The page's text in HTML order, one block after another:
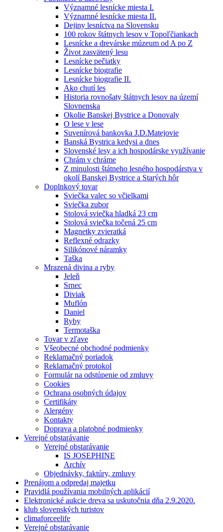
Významné lesnícke miesta I.
Významné lesnícke miesta II.
Dejiny lesníctva na Slovensku
100 rokov štátnych lesov v Topoľčiankach
Lesnícke a drevárske múzeum od A po Z
Život zasvätený lesu
Lesnícke pečiatky
Lesnícke biografie
Lesnícke biografie II.
Ako chutí les
Historia rovnošaty štátnych lesov na území
Slovnenska
Okolie Banskej Bystrice a Donovaly
O lese v lese
Suvenírová bankovka J.D.Matejovie
Banská Bystrica kedysi a dnes
Slovenské lesy a ich hospodárske využívanie
Chrám v chráme
Z minulosti štátneho lesného hospodárstva v
okolí Banskej Bystrice a Starých hôr
Doplnkový tovar
Sviečka valec so včielkami
Sviečka zubor
Stolová sviečka hladká 23 cm
Stolová sviečka točená 25 cm
Magnetky zvieratká
Reflexné odrazky
Silikónové náramky
Taška
Mrazená divina a ryby
Jeleň
Srnec
Diviak
Muflón
Daniel
Ryby
Termotaška
Tovar v zľave
Všeobecné obchodné podmienky
Reklamačný poriadok
Reklamačný protokol
Formulár na odstúpenie od zmluvy
Cookies
Ochrana osobných údajov
Certifikáty
Alergény
Kontakty
Doprava a platobné podmienky
Verejné obstarávanie
Verejné obstarávanie
IS JOSEPHINE
Archív
Objednávky, faktúry, zmluvy
Prenájom a odpredaj majetku
Pravidlá používania mobilných aplikácií
Elektronické aukcie dreva sa uskutočnia dňa 2.9.2020.
klub slovenských turistov
climaforceelife
Verejné obstarávanie